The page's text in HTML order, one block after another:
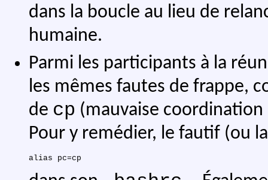
dans la boucle au lieu de
humaine.
Parmi les participants à la
les mêmes fautes de frappe,
de cp (mauvaise
Pour y remédier, le fautif (ou
alias pc=cp